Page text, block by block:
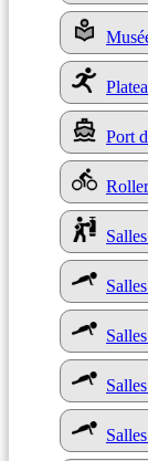
Port